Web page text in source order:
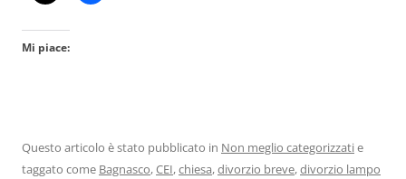
Mi piace:
Questo articolo è stato pubblicato in Non meglio categorizzatie
taggato come Bagnasco,CEI,chiesa,divorzio breve,divorzio lampo